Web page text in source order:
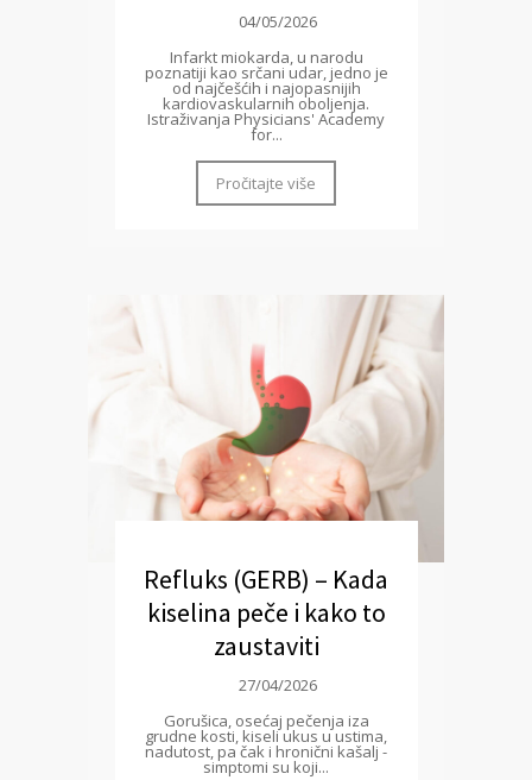
04/05/2026
Infarkt miokarda, u narodu
poznatiji kao srčani udar, jedno je
od najčešćih i najopasnijih
kardiovaskularnih oboljenja.
Istraživanja Physicians' Academy
for...
Pročitajte više
Refluks (GERB) – Kada
kiselina peče i kako to
zaustaviti
27/04/2026
Gorušica, osećaj pečenja iza
grudne kosti, kiseli ukus u ustima,
nadutost, pa čak i hronični kašalj -
simptomi su koji...